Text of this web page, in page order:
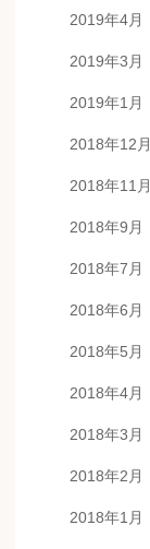
2019年4月
2019年3月
2019年1月
2018年12月
2018年11月
2018年9月
2018年7月
2018年6月
2018年5月
2018年4月
2018年3月
2018年2月
2018年1月